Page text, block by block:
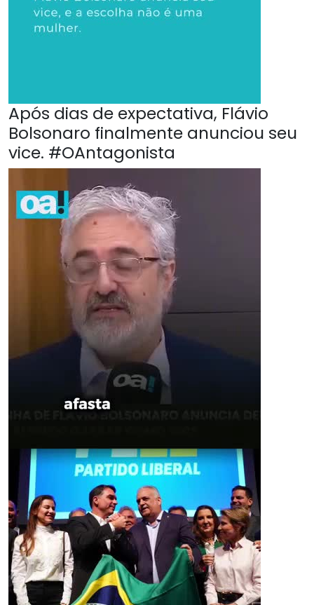
Após dias de expectativa, Flávio
Bolsonaro finalmente anunciou seu
vice. #OAntagonista